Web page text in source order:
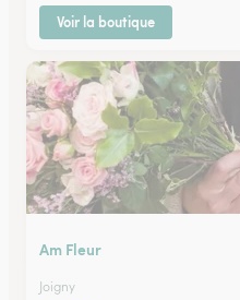
Voir la boutique
Am Fleur
Joigny